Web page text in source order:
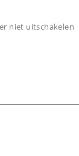
niet uitschakelen